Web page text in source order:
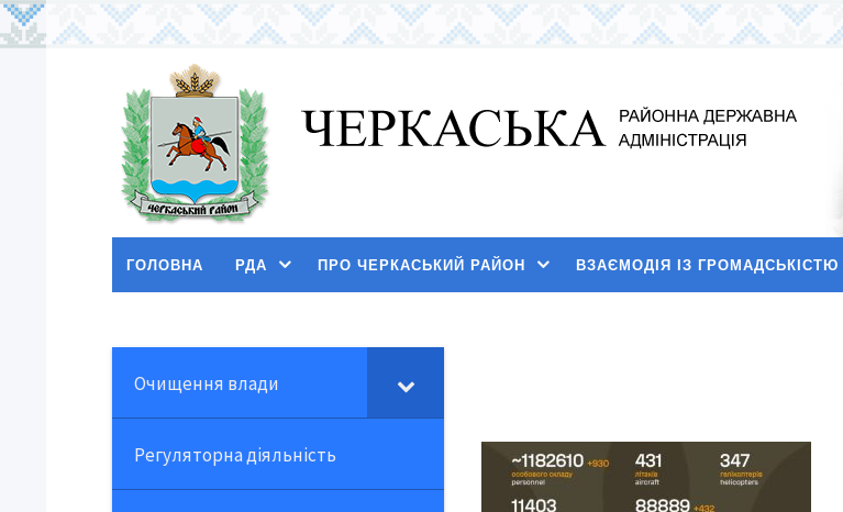
ГОЛОВНА РДА ПРО ЧЕРКАСЬКИЙ РАЙОН ВЗАЄМОДІЯ ІЗ ГРОМАДСЬКІСТЮ
Очищення влади
Регуляторна діяльність